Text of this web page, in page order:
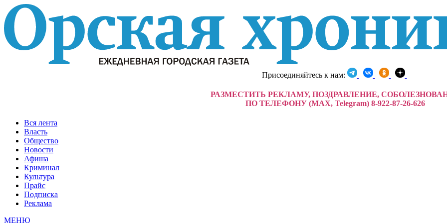
Присоединяйтесь к нам:
РАЗМЕСТИТЬ РЕКЛАМУ, ПОЗДРАВЛЕНИЕ,
ПО ТЕЛЕФОНУ (MAX, Telegram) 8-922-87-26-626
Вся лента
Власть
Общество
Новости
Афиша
Криминал
Культура
Прайс
Подписка
Реклама
МЕНЮ